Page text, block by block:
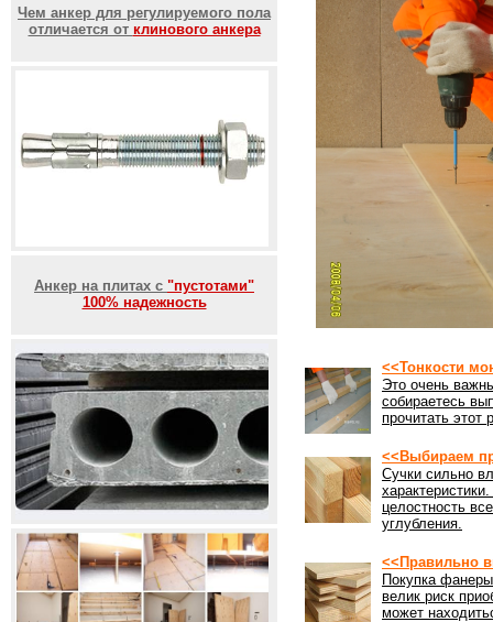
Чем анкер для регулируемого пола
отличается от клинового анкера
Анкер на плитах с "пустотами"
100% надежность
<<Тонкости
Это очень
собираетесь
прочитать этот
<<Выбираем
Сучки сильно
целостность
углубления.
<<Правильно
Покупка
велик риск
может